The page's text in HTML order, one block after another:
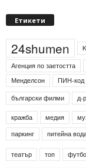
Етикети
24shumen
Агенция по заетостта
Менделсон
ПИН-код
български филми
д-
кражба медия
паркинг питейна
театър топ